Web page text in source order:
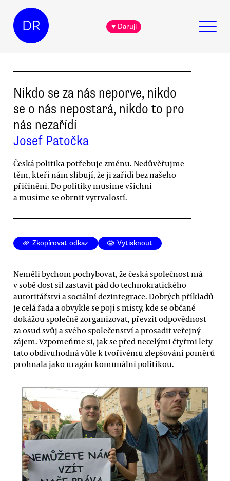
DR ♥ Daruji
Nikdo se za nás neporve, nikdo
se o nás nepostará, nikdo to pro
nás nezařídí
Josef Patočka
Česká politika potřebuje změnu. Nedůvěřujme
těm, kteří nám slibují, že ji zařídí bez našeho
přičinění. Do politiky musíme všichni —
a musíme se obrnit vytrvalostí.
Zkopírovat odkaz Vytisknout
Neměli bychom pochybovat, že česká společnost má
v sobě dost sil zastavit pád do technokratického
autoritářství a sociální dezintegrace. Dobrých příkladů
je celá řada a obvykle se pojí s místy, kde se občané
dokážou společně zorganizovat, převzít odpovědnost
za osud svůj a svého společenství a prosadit veřejný
zájem. Vzpomeňme si, jak se před necelými čtyřmi lety
tato obdivuhodná vůle k tvořivému zlepšování poměrů
prohnala jako uragán komunální politikou.